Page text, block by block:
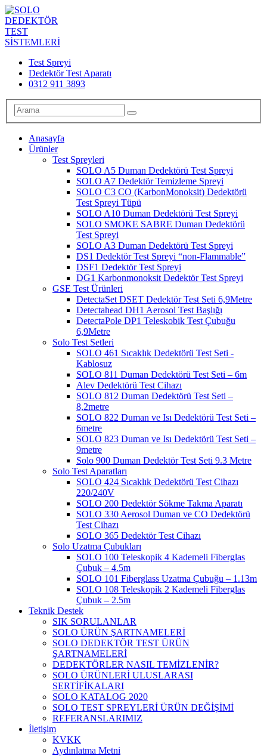
Test Spreyi
Dedektör Test Aparatı
0312 911 3893
Anasayfa
Ürünler
Test Spreyleri
SOLO A5 Duman Dedektörü Test Spreyi
SOLO A7 Dedektör Temizleme Spreyi
SOLO C3 CO (KarbonMonoksit) Dedektörü
Test Spreyi Tüpü
SOLO A10 Duman Dedektörü Test Spreyi
SOLO SMOKE SABRE Duman Dedektörü
Test Spreyi
SOLO A3 Duman Dedektörü Test Spreyi
DS1 Dedektör Test Spreyi “non-Flammable”
DSF1 Dedektör Test Spreyi
DG1 Karbonmonoksit Dedektör Test Spreyi
GSE Test Ürünleri
DetectaSet DSET Dedektör Test Seti 6,9Metre
Detectahead DH1 Aerosol Test Başlığı
DetectaPole DP1 Teleskobik Test Çubuğu
6,9Metre
Solo Test Setleri
SOLO 461 Sıcaklık Dedektörü Test Seti -
Kablosuz
SOLO 811 Duman Dedektörü Test Seti – 6m
Alev Dedektörü Test Cihazı
SOLO 812 Duman Dedektörü Test Seti –
8,2metre
SOLO 822 Duman ve Isı Dedektörü Test Seti –
6metre
SOLO 823 Duman ve Isı Dedektörü Test Seti –
9metre
Solo 900 Duman Dedektör Test Seti 9.3 Metre
Solo Test Aparatları
SOLO 424 Sıcaklık Dedektörü Test Cihazı
220/240V
SOLO 200 Dedektör Sökme Takma Aparatı
SOLO 330 Aerosol Duman ve CO Dedektörü
Test Cihazı
SOLO 365 Dedektör Test Cihazı
Solo Uzatma Çubukları
SOLO 100 Teleskopik 4 Kademeli Fiberglas
Çubuk – 4.5m
SOLO 101 Fiberglass Uzatma Çubuğu – 1.13m
SOLO 108 Teleskopik 2 Kademeli Fiberglas
Çubuk – 2.5m
Teknik Destek
SIK SORULANLAR
SOLO ÜRÜN ŞARTNAMELERİ
SOLO DEDEKTÖR TEST ÜRÜN
ŞARTNAMELERİ
DEDEKTÖRLER NASIL TEMİZLENİR?
SOLO ÜRÜNLERİ ULUSLARASI
SERTİFİKALARI
SOLO KATALOG 2020
SOLO TEST SPREYLERİ ÜRÜN DEĞİŞİMİ
REFERANSLARIMIZ
İletişim
KVKK
Aydınlatma Metni